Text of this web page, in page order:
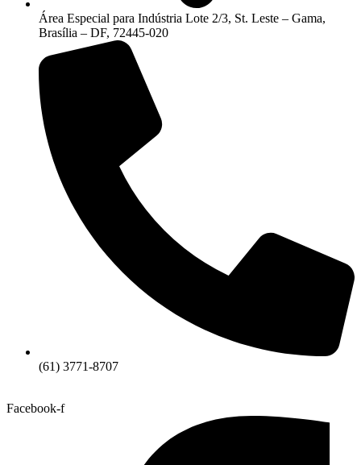
Área Especial para Indústria Lote 2/3, St. Leste – Gama,
Brasília – DF, 72445-020
(61) 3771-8707
Facebook-f